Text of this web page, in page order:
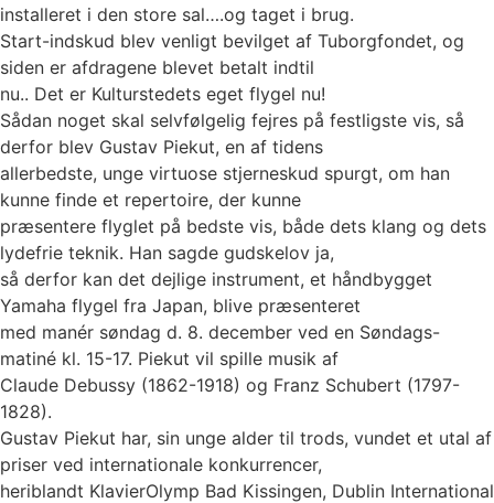
installeret i den store sal….og taget i brug.
Start-indskud blev venligt bevilget af Tuborgfondet, og
siden er afdragene blevet betalt indtil
nu.. Det er Kulturstedets eget flygel nu!
Sådan noget skal selvfølgelig fejres på festligste vis, så
derfor blev Gustav Piekut, en af tidens
allerbedste, unge virtuose stjerneskud spurgt, om han
kunne finde et repertoire, der kunne
præsentere flyglet på bedste vis, både dets klang og dets
lydefrie teknik. Han sagde gudskelov ja,
så derfor kan det dejlige instrument, et håndbygget
Yamaha flygel fra Japan, blive præsenteret
med manér søndag d. 8. december ved en Søndags-
matiné kl. 15-17. Piekut vil spille musik af
Claude Debussy (1862-1918) og Franz Schubert (1797-
1828).
Gustav Piekut har, sin unge alder til trods, vundet et utal af
priser ved internationale konkurrencer,
heriblandt KlavierOlymp Bad Kissingen, Dublin International